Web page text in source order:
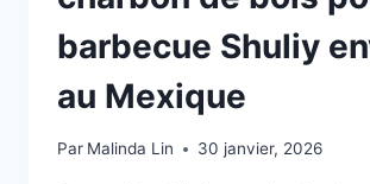
barbecue Shuliy
au Mexique
Par Malinda Lin 30 janvier, 2026